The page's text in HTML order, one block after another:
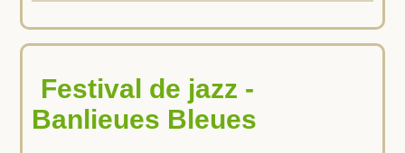
Festival de jazz -
Banlieues Bleues